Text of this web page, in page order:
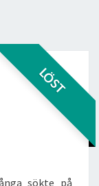
LÖST
sökte på